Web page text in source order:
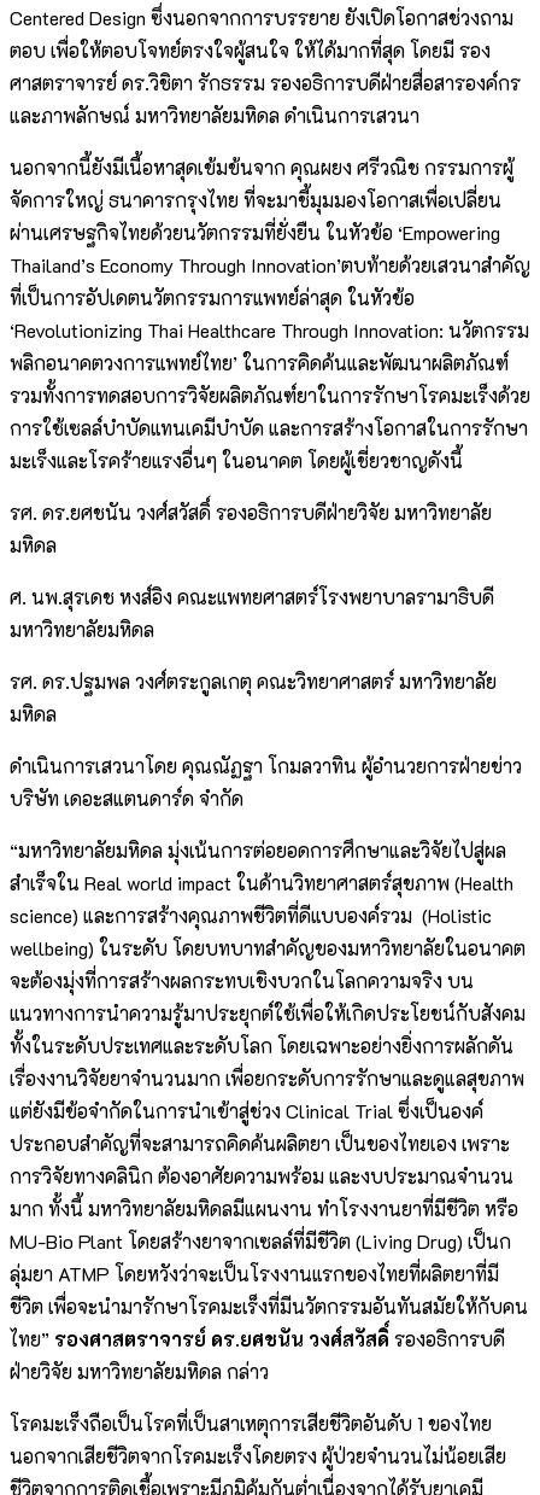
Centered Design ซึ่งนอกจากการบรรยาย ยังเปิดโอกาสช่วงถาม
ตอบ เพื่อให้ตอบโจทย์ตรงใจผู้สนใจ ให้ได้มากที่สุด โดยมี รอง
ศาสตราจารย์ ดร.วิชิตา รักธรรม รองอธิการบดีฝ่ายสื่อสารองค์กร
และภาพลักษณ์ มหาวิทยาลัยมหิดล ดำเนินการเสวนา
นอกจากนี้ยังมีเนื้อหาสุดเข้มข้นจาก คุณผยง ศรีวณิช กรรมการผู้
จัดการใหญ่ ธนาคารกรุงไทย ที่จะมาชี้มุมมองโอกาสเพื่อเปลี่ยน
ผ่านเศรษฐกิจไทยด้วยนวัตกรรมที่ยั่งยืน ในหัวข้อ ‘Empowering
Thailand’s Economy Through Innovation’ตบท้ายด้วยเสวนาสำคัญ
ที่เป็นการอัปเดตนวัตกรรมการแพทย์ล่าสุด ในหัวข้อ
‘Revolutionizing Thai Healthcare Through Innovation: นวัตกรรม
พลิกอนาคตวงการแพทย์ไทย’ ในการคิดค้นและพัฒนาผลิตภัณฑ์
รวมทั้งการทดสอบการวิจัยผลิตภัณฑ์ยาในการรักษาโรคมะเร็งด้วย
การใช้เซลล์บำบัดแทนเคมีบำบัด และการสร้างโอกาสในการรักษา
มะเร็งและโรคร้ายแรงอื่นๆ ในอนาคต โดยผู้เชี่ยวชาญดังนี้
รศ. ดร.ยศชนัน วงศ์สวัสดิ์ รองอธิการบดีฝ่ายวิจัย มหาวิทยาลัย
มหิดล
ศ. นพ.สุรเดช หงส์อิง คณะแพทยศาสตร์โรงพยาบาลรามาธิบดี
มหาวิทยาลัยมหิดล
รศ. ดร.ปฐมพล วงศ์ตระกูลเกตุ คณะวิทยาศาสตร์ มหาวิทยาลัย
มหิดล
ดำเนินการเสวนาโดย คุณณัฏฐา โกมลวาทิน ผู้อำนวยการฝ่ายข่าว
บริษัท เดอะสแตนดาร์ด จำกัด
“มหาวิทยาลัยมหิดล มุ่งเน้นการต่อยอดการศึกษาและวิจัยไปสู่ผล
สำเร็จใน Real world impact ในด้านวิทยาศาสตร์สุขภาพ (Health
science) และการสร้างคุณภาพชีวิตที่ดีแบบองค์รวม (Holistic
wellbeing) ในระดับ โดยบทบาทสำคัญของมหาวิทยาลัยในอนาคต
จะต้องมุ่งที่การสร้างผลกระทบเชิงบวกในโลกความจริง บน
แนวทางการนำความรู้มาประยุกต์ใช้เพื่อให้เกิดประโยชน์กับสังคม
ทั้งในระดับประเทศและระดับโลก โดยเฉพาะอย่างยิ่งการผลักดัน
เรื่องงานวิจัยยาจำนวนมาก เพื่อยกระดับการรักษาและดูแลสุขภาพ
แต่ยังมีข้อจำกัดในการนำเข้าสู่ช่วง Clinical Trial ซึ่งเป็นองค์
ประกอบสำคัญที่จะสามารถคิดค้นผลิตยา เป็นของไทยเอง เพราะ
การวิจัยทางคลินิก ต้องอาศัยความพร้อม และงบประมาณจำนวน
มาก ทั้งนี้ มหาวิทยาลัยมหิดลมีแผนงาน ทำโรงงานยาที่มีชีวิต หรือ
MU-Bio Plant โดยสร้างยาจากเซลล์ที่มีชีวิต (Living Drug) เป็นก
ลุ่มยา ATMP โดยหวังว่าจะเป็นโรงงานแรกของไทยที่ผลิตยาที่มี
ชีวิต เพื่อจะนำมารักษาโรคมะเร็งที่มีนวัตกรรมอันทันสมัยให้กับคน
ไทย” รองศาสตราจารย์ ดร.ยศชนัน วงศ์สวัสดิ์ รองอธิการบดี
ฝ่ายวิจัย มหาวิทยาลัยมหิดล กล่าว
โรคมะเร็งถือเป็นโรคที่เป็นสาเหตุการเสียชีวิตอันดับ 1 ของไทย
นอกจากเสียชีวิตจากโรคมะเร็งโดยตรง ผู้ป่วยจำนวนไม่น้อยเสีย
ชีวิตจากการติดเชื้อเพราะมีภูมิคุ้มกันต่ำเนื่องจากได้รับยาเคมี